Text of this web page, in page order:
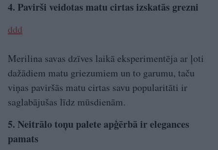
4. Pavirši veidotas matu cirtas izskatās grezni
ddd
Merilina savas dzīves laikā eksperimentēja ar ļoti
dažādiem matu griezumiem un to garumu, taču
viņas paviršās matu cirtas savu popularitāti ir
saglabājušas līdz mūsdienām.
5. Neitrālo toņu palete apģērbā ir elegances
pamats